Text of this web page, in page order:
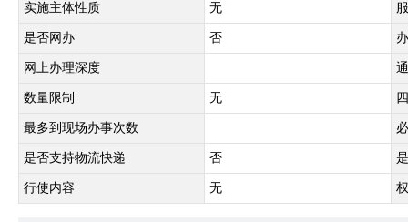
实施主体性质 无
是否网办 否
网上办理深度
数量限制 无
最多到现场办事次数
是否支持物流快递 否
行使内容 无